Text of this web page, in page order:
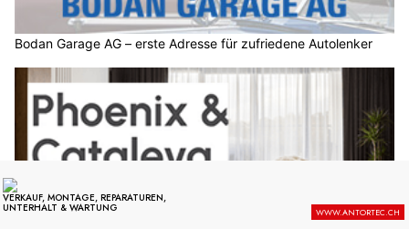
Bodan Garage AG – erste Adresse für zufriedene Autolenker
Phoenix & Cataleya Home Elegance: Vorhänge nach Mass